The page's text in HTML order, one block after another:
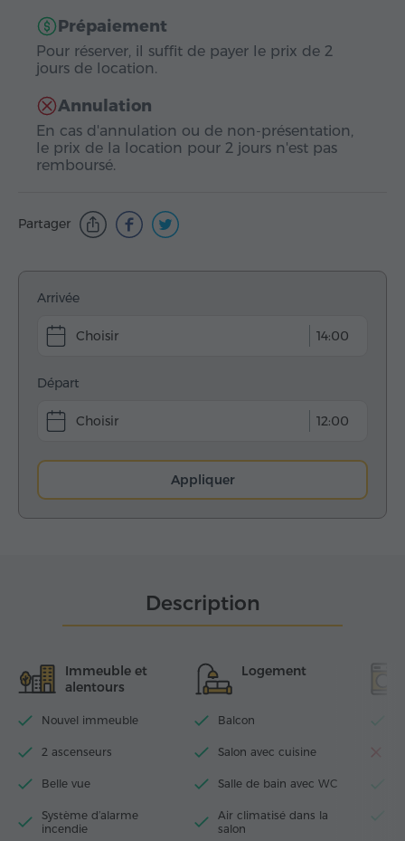
Prépaiement
Pour réserver, il suffit de payer le prix de 2
jours de location.
Annulation
En cas d'annulation ou de non-présentation,
le prix de la location pour 2 jours n'est pas
remboursé.
Partager
Arrivée
14:00
Départ
12:00
Appliquer
Description
Immeuble et
alentours
Nouvel immeuble
2 ascenseurs
Belle vue
Système d’alarme
incendie
Logement
Balcon
Salon avec cuisine
Salle de bain avec WC
Air climatisé dans la
salon